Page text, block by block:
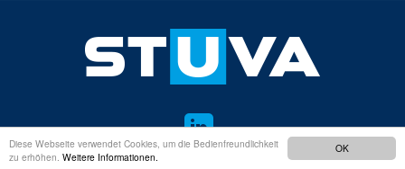
OK
Diese Webseite verwendet Cookies, um die Bedienfreundlichkeit
zu erhöhen. Weitere Informationen.